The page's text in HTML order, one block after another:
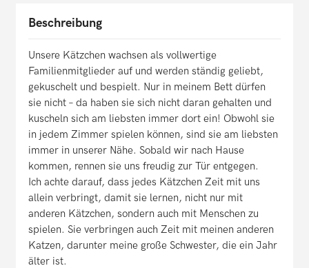
Beschreibung
Unsere Kätzchen wachsen als vollwertige
Familienmitglieder auf und werden ständig geliebt,
gekuschelt und bespielt. Nur in meinem Bett dürfen
sie nicht – da haben sie sich nicht daran gehalten und
kuscheln sich am liebsten immer dort ein! Obwohl sie
in jedem Zimmer spielen können, sind sie am liebsten
immer in unserer Nähe. Sobald wir nach Hause
kommen, rennen sie uns freudig zur Tür entgegen.
Ich achte darauf, dass jedes Kätzchen Zeit mit uns
allein verbringt, damit sie lernen, nicht nur mit
anderen Kätzchen, sondern auch mit Menschen zu
spielen. Sie verbringen auch Zeit mit meinen anderen
Katzen, darunter meine große Schwester, die ein Jahr
älter ist.